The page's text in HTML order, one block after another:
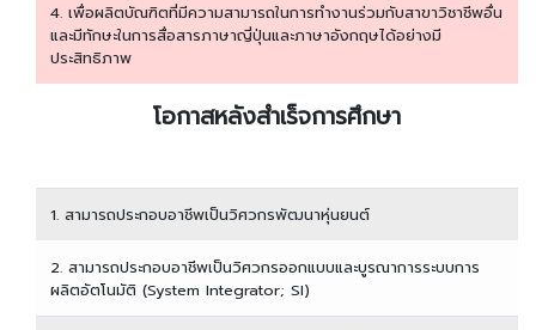
4. เพื่อผลิตบัณฑิตที่มีความสามารถในการทำงานร่วมกับสาขาวิชาชีพอื่น
และมีทักษะในการสื่อสารภาษาญี่ปุ่นและภาษาอังกฤษได้อย่างมี
ประสิทธิภาพ
โอกาสหลังสำเร็จการศึกษา
1. สามารถประกอบอาชีพเป็นวิศวกรพัฒนาหุ่นยนต์
2. สามารถประกอบอาชีพเป็นวิศวกรออกแบบและบูรณาการระบบการ
ผลิตอัตโนมัติ (System Integrator; SI)